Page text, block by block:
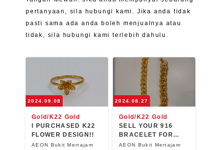
Pembelian Emas > 20k
18k Gold / 20k Gold
7,500
Pembelian Emas > 18k
18K Gold Jewelry in
Pembelian Bernilai Tinggi
5,600
pertanyaan, sila hubungi kami. Jika anda tidak
pasti sama ada anda boleh menjualnya atau
tidak, sila hubungi kami terlebih dahulu.
2024.09.08
Gold/K22 Gold
I PURCHASED K22
FLOWER DESIGN!!
AEON Bukit Mertajam
2024.08.27
Gold/K22 Gold
SELL YOUR 916
BRACELET FOR
CASH NOW !
AEON Bukit Mertajam